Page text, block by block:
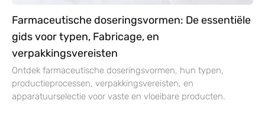
Farmaceutische doseringsvormen: De essentiële
gids voor typen, Fabricage, en
verpakkingsvereisten
Ontdek farmaceutische doseringsvormen, hun typen,
productieprocessen, verpakkingsvereisten, en
apparatuurselectie voor vaste en vloeibare producten.